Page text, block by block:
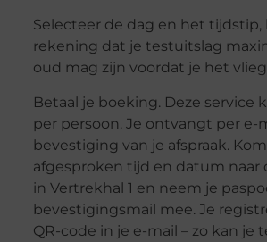
Selecteer de dag en het tijdstip,
rekening dat je testuitslag
oud mag zijn voordat je het
Betaal je boeking. Deze service
per persoon. Je ontvangt per e-
bevestiging van je afspraak.
afgesproken tijd en datum naar
in Vertrekhal 1 en neem je
bevestigingsmail mee. Je
QR-code in je e-mail – zo kan je